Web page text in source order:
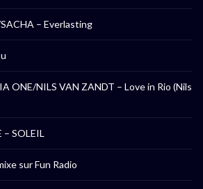
– Everlasting
ONE/NILS VAN ZANDT – Love in Rio (Nils
– SOLEIL
sur Fun Radio